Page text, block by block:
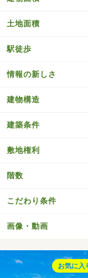
土地面積
駅徒歩
情報の新しさ
建物構造
建築条件
敷地権利
階数
こだわり条件
画像・動画
お気に入